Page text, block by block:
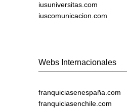
iusuniversitas.com
iuscomunicacion.com
Webs Internacionales
franquiciasenespaña.com
franquiciasenchile.com